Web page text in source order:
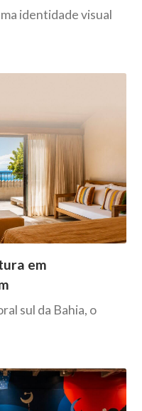
identidade visual
em
sul da Bahia, o